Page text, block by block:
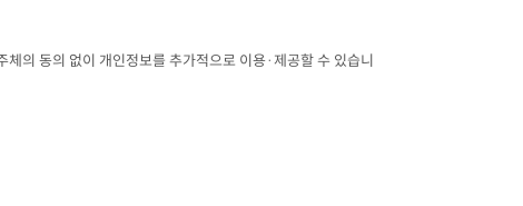
의 동의 없이 개인정보를 추가적으로 이용·제공할 수 있습니